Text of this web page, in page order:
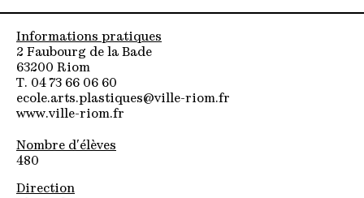
Informations pratiques
2 Faubourg de la Bade
63200 Riom
T. 04 73 66 06 60
ecole.arts.plastiques@ville-riom.fr
www.ville-riom.fr
Nombre d'élèves
480
Direction